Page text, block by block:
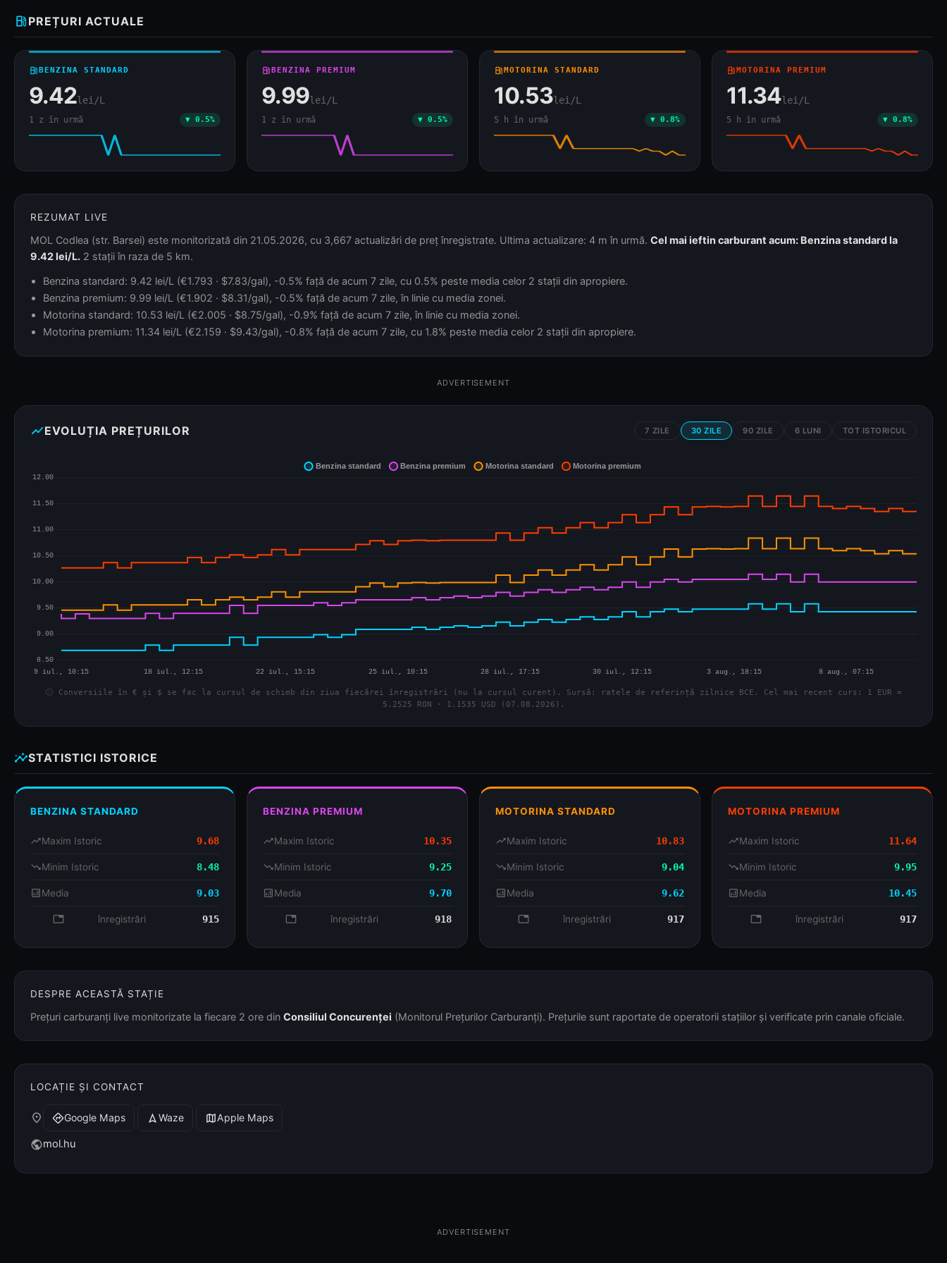
local_gas_station PREȚURI ACTUALE
local_gas_stationBENZINA STANDARD
9.42lei/L
1 z în urmă ▼ 0.5%
local_gas_stationBENZINA PREMIUM
9.99lei/L
1 z în urmă ▼ 0.5%
local_gas_stationMOTORINA STANDARD
10.53lei/L
5 h în urmă ▼ 0.8%
local_gas_stationMOTORINA PREMIUM
11.34lei/L
5 h în urmă ▼ 0.8%
REZUMAT LIVE
MOL Codlea (str. Barsei) este monitorizată din 21.05.2026, cu 3,667 actualizări de preț înregistrate. Ultima actualizare: 4 m în urmă. Cel mai ieftin carburant acum: Benzina standard la
9.42 lei/L. 2 stații în raza de 5 km.
Benzina standard: 9.42 lei/L (€1.793 · $7.83/gal), -0.5% față de acum 7 zile, cu 0.5% peste media celor 2 stații din apropiere.
Benzina premium: 9.99 lei/L (€1.902 · $8.31/gal), -0.5% față de acum 7 zile, în linie cu media zonei.
Motorina standard: 10.53 lei/L (€2.005 · $8.75/gal), -0.9% față de acum 7 zile, în linie cu media zonei.
Motorina premium: 11.34 lei/L (€2.159 · $9.43/gal), -0.8% față de acum 7 zile, cu 1.8% peste media celor 2 stații din apropiere.
ADVERTISEMENT
show_chartEVOLUȚIA PREȚURILOR 7 ZILE 30 ZILE 90 ZILE 6 LUNI TOT ISTORICUL
info
Conversiile în € și $ se fac la cursul de schimb din ziua fiecărei înregistrări (nu la cursul curent). Sursă: ratele de referință zilnice BCE. Cel mai recent curs: 1 EUR =
5.2525 RON · 1.1535 USD (07.08.2026).
insightsSTATISTICI ISTORICE
BENZINA STANDARD
trending_upMaxim Istoric 9.68
trending_downMinim Istoric 8.48
analyticsMedia 9.03
database înregistrări 915
BENZINA PREMIUM
trending_upMaxim Istoric 10.35
trending_downMinim Istoric 9.25
analyticsMedia 9.70
database înregistrări 918
MOTORINA STANDARD
trending_upMaxim Istoric 10.83
trending_downMinim Istoric 9.04
analyticsMedia 9.62
database înregistrări 917
MOTORINA PREMIUM
trending_upMaxim Istoric 11.64
trending_downMinim Istoric 9.95
analyticsMedia 10.45
database înregistrări 917
DESPRE ACEASTĂ STAȚIE
Prețuri carburanți live monitorizate la fiecare 2 ore din Consiliul Concurenței (Monitorul Prețurilor Carburanți). Prețurile sunt raportate de operatorii stațiilor și verificate prin canale oficiale.
LOCAȚIE ȘI CONTACT
place directionsGoogle Maps navigation Waze mapApple Maps
publicmol.hu
ADVERTISEMENT